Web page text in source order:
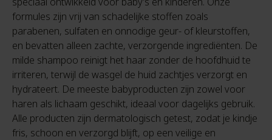
formules zijn vrij van schadelijke stoffen zoals
parabenen, sulfaten en onnodige geur- of kleurstoffen,
en bevatten alleen zachte, verzorgende ingrediënten. De
milde shampoo reinigt het haar zonder de hoofdhuid te
irriteren, terwijl de wasgel de huid zachtjes verzorgt en
hydrateert. De meeste babyproducten zijn zowel voor
haren als lichaam geschikt, ideaal voor dagelijks gebruik.
Alle producten zijn dermatologisch getest, zodat je kindje
fris, schoon en verzorgd blijft, op een veilige en